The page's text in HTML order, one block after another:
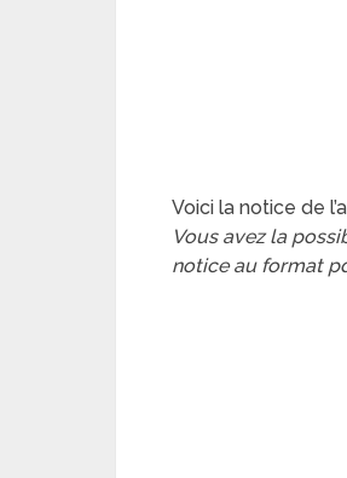
Voici la notice de
Vous avez la
notice au format